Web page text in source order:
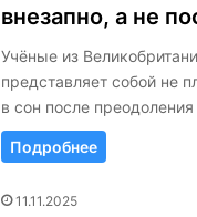
внезапно, а не
Учёные из
представляет собой не
в сон после
Подробнее
11.11.2025